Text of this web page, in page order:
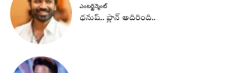
ఎంటర్టైన్మెంట్
ధనుష్‌.. ప్లాన్ అదిరింది..